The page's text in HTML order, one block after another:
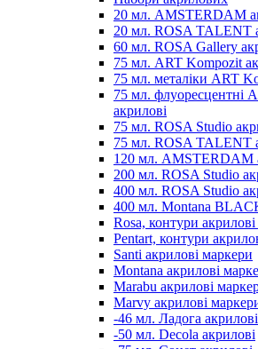
20 мл. AMSTERDAM
20 мл. ROSA TALENT
60 мл. ROSA Gallery
75 мл. ART Kompozit
75 мл. металіки ART
75 мл. флуоресцентні
акрилові
75 мл. ROSA Studio
75 мл. ROSA TALENT
120 мл. AMSTERDAM
200 мл. ROSA Studio
400 мл. ROSA Studio
400 мл. Montana
Rosa, контури акрилові
Pentart, контури
Santi акрилові маркери
Montana акрилові
Marabu акрилові
Marvy акрилові
-46 мл. Ладога акрилові
-50 мл. Decola акрилові